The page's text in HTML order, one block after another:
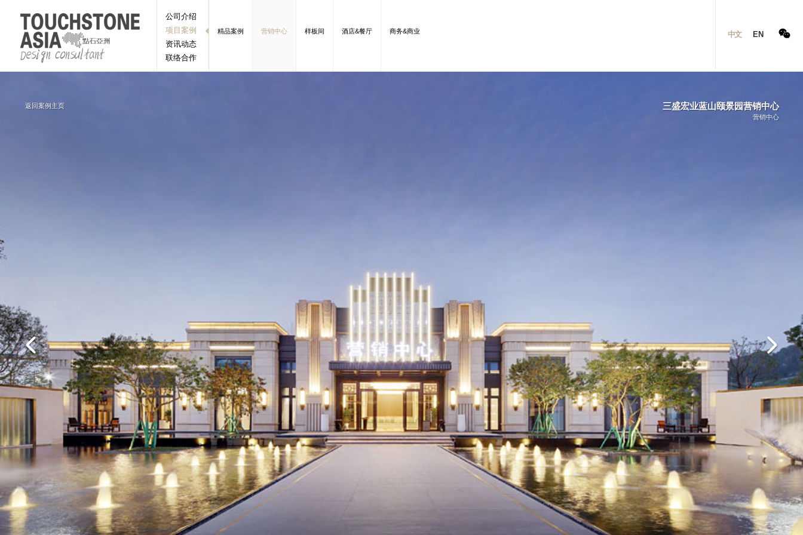
公司介绍
项目案例
资讯动态
联络合作
精品案例 营销中心 样板间 酒店&餐厅 商务&商业 中文 EN
TOUCH STONE ASIA
返回案例主页 三盛宏业蓝山颐景园营销中心
营销中心